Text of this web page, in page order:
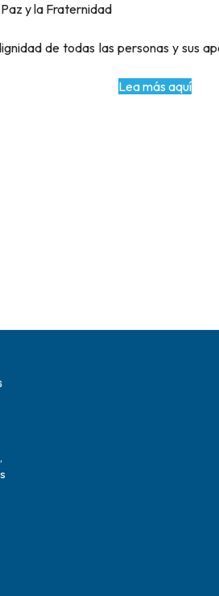
y la Fraternidad
de todas las personas y sus
Lea más aquí